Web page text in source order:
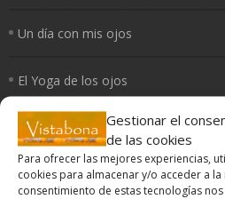
Gestionar el
de las cookies
Para ofrecer las mejores experiencias,
cookies para almacenar y/o acceder a
consentimiento de estas tecnologías
Un día con mis ojos
El Yoga de los ojos
Periferia
¿Cómo curan los colores?